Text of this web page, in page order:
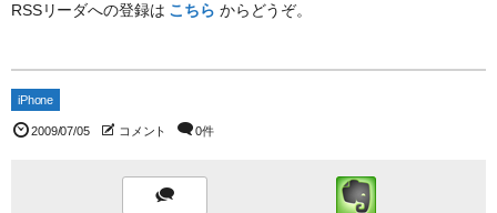
RSSリーダへの登録は こちら からどうぞ。
iPhone
2009/07/05 コメント 0件